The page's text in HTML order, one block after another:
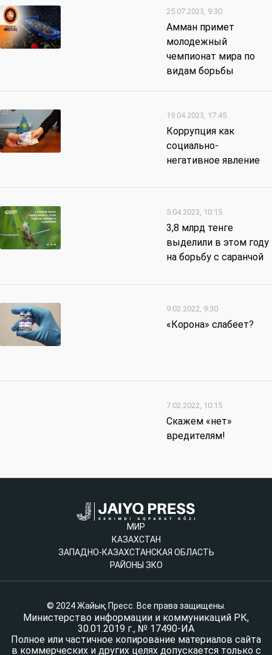
25.07.2023, 9:30
Амман примет
молодежный
чемпионат мира по
видам борьбы
19.04.2023, 17:45
Коррупция как
социально-
негативное явление
5.04.2023, 10:15
3,8 млрд тенге
выделили в этом году
на борьбу с саранчой
9.02.2022, 9:30
«Корона» слабеет?
7.02.2022, 10:15
Скажем «нет»
вредителям!
МИР
КАЗАХСТАН
ЗАПАДНО-КАЗАХСТАНСКАЯ ОБЛАСТЬ
РАЙОНЫ ЗКО
© 2024 Жайық Пресс. Все права защищены.
Министерство информации и коммуникаций РК,
30.01.2019 г., № 17490-ИА
Полное или частичное копирование материалов сайта
в коммерческих и других целях допускается только с